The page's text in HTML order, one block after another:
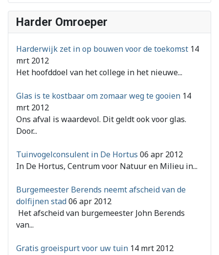
Harder Omroeper
Harderwijk zet in op bouwen voor de toekomst 14
mrt 2012
Het hoofddoel van het college in het nieuwe...
Glas is te kostbaar om zomaar weg te gooien 14
mrt 2012
Ons afval is waardevol. Dit geldt ook voor glas.
Door...
Tuinvogelconsulent in De Hortus 06 apr 2012
In De Hortus, Centrum voor Natuur en Milieu in...
Burgemeester Berends neemt afscheid van de
dolfijnen stad06 apr 2012
Het afscheid van burgemeester John Berends
van...
Gratis groeispurt voor uw tuin 14 mrt 2012